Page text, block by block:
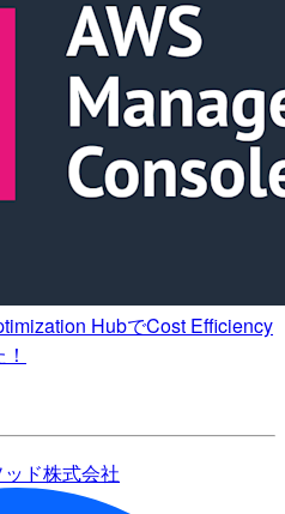
HubでCost Efficiency
ド株式会社